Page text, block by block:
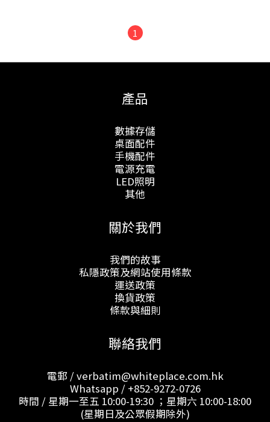
1
產品
數據存儲
桌面配件
手機配件
電源充電
LED照明
其他
關於我們
我們的故事
私隱政策及網站使用條款
運送政策
換貨政策
條款與細則
聯絡我們
電郵 / verbatim@whiteplace.com.hk
Whatsapp / +852-9272-0726
時間 / 星期一至五 10:00-19:30 ；星期六 10:00-18:00
(星期日及公眾假期除外)